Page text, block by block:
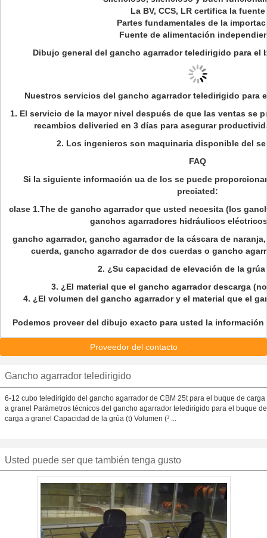
La BV, CCS, LR certifica la fuente
Partes fundamentales de la
Fuente de alimentación
Dibujo general del gancho agarrador teledirigido para el
Nuestros servicios del gancho agarrador teledirigido para
1. El servicio de la mayor nivel después de que las ventas se
recambios deliveried en 3 días para asegurar
2. Los ingenieros son maquinaria disponible del
FAQ
Si la siguiente información ua de los se puede
preciated:
clase 1.The de gancho agarrador que usted necesita (los
ganchos agarradores hidráulicos
gancho agarrador, gancho agarrador de la cáscara de
cuerda, gancho agarrador de dos cuerdas o gancho
2. ¿Su capacidad de elevación de la grúa
3. ¿El material que el gancho agarrador descarga
4. ¿El volumen del gancho agarrador y el material que el
Podemos proveer del dibujo exacto para usted la
Proveedor del contacto
Gancho agarrador teledirigido
6-12 cubo teledirigido del gancho agarrador de CBM 25t para el buque de carga
a granel Parámetros técnicos del gancho agarrador teledirigido para el buque de
carga a granel Capacidad de la grúa (t) Volumen (³ ...
Usted puede ser que también tenga gusto